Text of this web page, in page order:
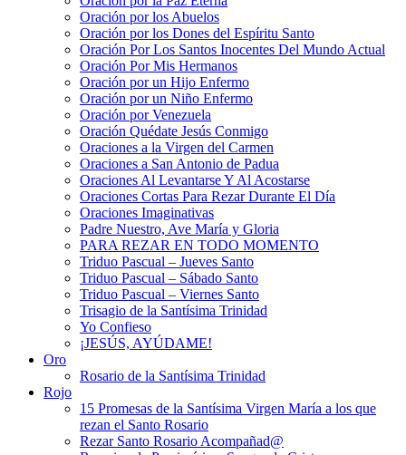
Oración por los Abuelos
Oración por los Dones del Espíritu Santo
Oración Por Los Santos Inocentes Del Mundo Actual
Oración Por Mis Hermanos
Oración por un Hijo Enfermo
Oración por un Niño Enfermo
Oración por Venezuela
Oración Quédate Jesús Conmigo
Oraciones a la Virgen del Carmen
Oraciones a San Antonio de Padua
Oraciones Al Levantarse Y Al Acostarse
Oraciones Cortas Para Rezar Durante El Día
Oraciones Imaginativas
Padre Nuestro, Ave María y Gloria
PARA REZAR EN TODO MOMENTO
Triduo Pascual – Jueves Santo
Triduo Pascual – Sábado Santo
Triduo Pascual – Viernes Santo
Trisagio de la Santísima Trinidad
Yo Confieso
¡JESÚS, AYÚDAME!
Oro
Rosario de la Santísima Trinidad
Rojo
15 Promesas de la Santísima Virgen María a los que
rezan el Santo Rosario
Rezar Santo Rosario Acompañad@